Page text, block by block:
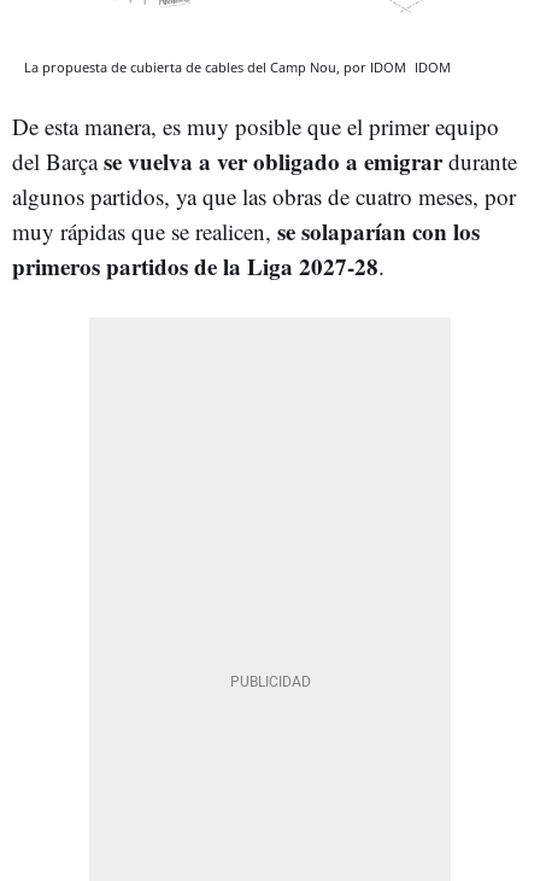
La propuesta de cubierta de cables del Camp Nou, por IDOM IDOM
De esta manera, es muy posible que el primer equipo
del Barçase vuelva a ver obligado a emigrardurante
algunos partidos, ya que las obras de cuatro meses, por
muy rápidas que se realicen, se solaparían con los
primeros partidos de la Liga 2027-28.